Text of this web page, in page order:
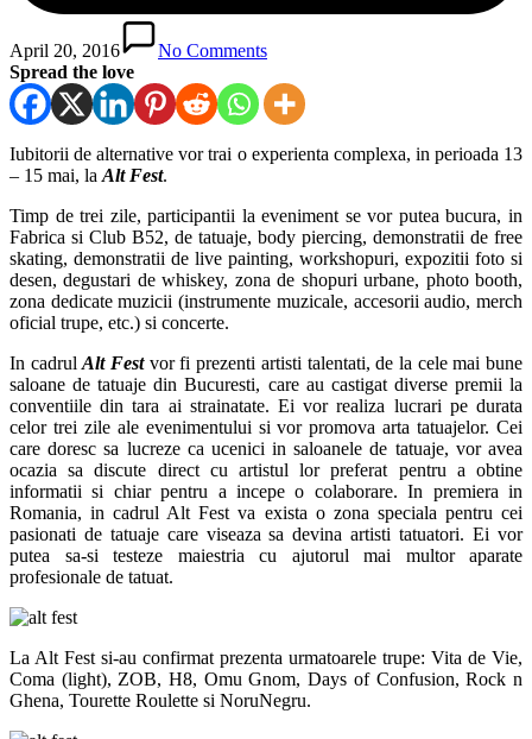
April 20, 2016
No Comments
Spread the love
Iubitorii de alternative vor trai o experienta complexa, in perioada 13
– 15 mai, la Alt Fest.
Timp de trei zile, participantii la eveniment se vor putea bucura, in
Fabrica si Club B52, de tatuaje, body piercing, demonstratii de free
skating, demonstratii de live painting, workshopuri, expozitii foto si
desen, degustari de whiskey, zona de shopuri urbane, photo booth,
zona dedicate muzicii (instrumente muzicale, accesorii audio, merch
oficial trupe, etc.) si concerte.
In cadrulAlt Festvor fi prezenti artisti talentati, de la cele mai bune
saloane de tatuaje din Bucuresti, care au castigat diverse premii la
conventiile din tara ai strainatate. Ei vor realiza lucrari pe durata
celor trei zile ale evenimentului si vor promova arta tatuajelor. Cei
care doresc sa lucreze ca ucenici in saloanele de tatuaje, vor avea
ocazia sa discute direct cu artistul lor preferat pentru a obtine
informatii si chiar pentru a incepe o colaborare. In premiera in
Romania, in cadrul Alt Fest va exista o zona speciala pentru cei
pasionati de tatuaje care viseaza sa devina artisti tatuatori. Ei vor
putea sa-si testeze maiestria cu ajutorul mai multor aparate
profesionale de tatuat.
La Alt Fest si-au confirmat prezenta urmatoarele trupe: Vita de Vie,
Coma (light), ZOB, H8, Omu Gnom, Days of Confusion, Rock n
Ghena, Tourette Roulette si NoruNegru.